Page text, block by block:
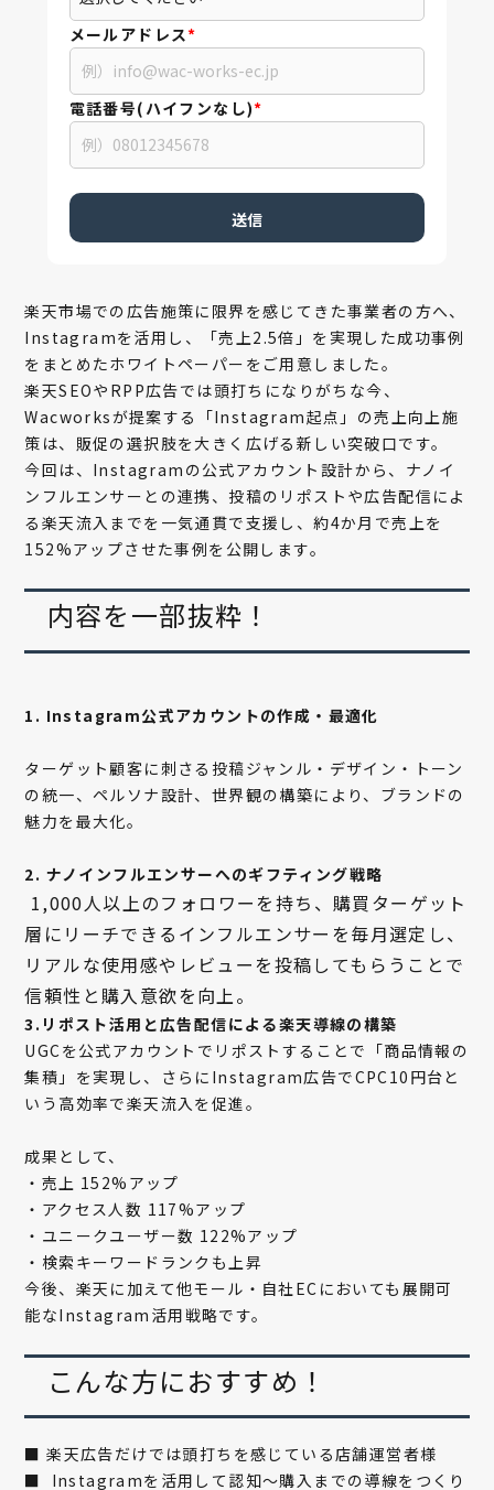
メールアドレス*
電話番号(ハイフンなし)*
楽天市場での広告施策に限界を感じてきた事業者の方へ、
Instagramを活用し、「売上2.5倍」を実現した成功事例
をまとめたホワイトペーパーをご用意しました。
楽天SEOやRPP広告では頭打ちになりがちな今、
Wacworksが提案する「Instagram起点」の売上向上施
策は、販促の選択肢を大きく広げる新しい突破口です。
今回は、Instagramの公式アカウント設計から、ナノイ
ンフルエンサーとの連携、投稿のリポストや広告配信によ
る楽天流入までを一気通貫で支援し、約4か月で売上を
152%アップさせた事例を公開します。
内容を一部抜粋！
1. Instagram公式アカウントの作成・最適化
ターゲット顧客に刺さる投稿ジャンル・デザイン・トーン
の統一、ペルソナ設計、世界観の構築により、ブランドの
魅力を最大化。
2. ナノインフルエンサーへのギフティング戦略
1,000人以上のフォロワーを持ち、購買ターゲット
層にリーチできるインフルエンサーを毎月選定し、
リアルな使用感やレビューを投稿してもらうことで
信頼性と購入意欲を向上。
3.リポスト活用と広告配信による楽天導線の構築
UGCを公式アカウントでリポストすることで「商品情報の
集積」を実現し、さらにInstagram広告でCPC10円台と
いう高効率で楽天流入を促進。
成果として、
・売上 152%アップ
・アクセス人数 117%アップ
・ユニークユーザー数 122%アップ
・検索キーワードランクも上昇
今後、楽天に加えて他モール・自社ECにおいても展開可
能なInstagram活用戦略です。
こんな方におすすめ！
■ 楽天広告だけでは頭打ちを感じている店舗運営者様
■ Instagramを活用して認知〜購入までの導線をつくり